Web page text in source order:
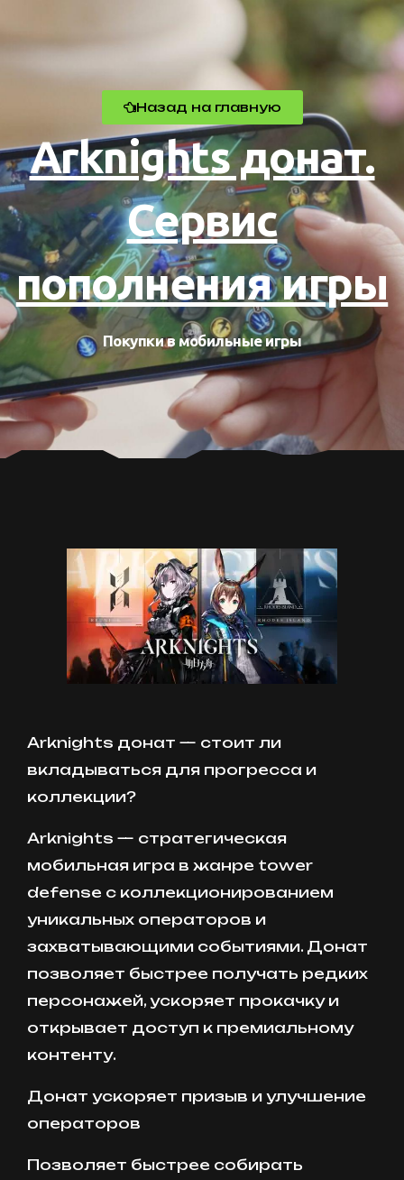
Назад на главную
Arknights донат.
Сервис
пополнения игры
Покупки в мобильные игры
Arknights донат — стоит ли
вкладываться для прогресса и
коллекции?
Arknights — стратегическая
мобильная игра в жанре tower
defense с коллекционированием
уникальных операторов и
захватывающими событиями. Донат
позволяет быстрее получать редких
персонажей, ускоряет прокачку и
открывает доступ к премиальному
контенту.
Донат ускоряет призыв и улучшение
операторов
Позволяет быстрее собирать